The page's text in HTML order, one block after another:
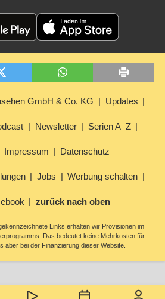
GmbH & Co. KG Updates
Newsletter Serien A–Z
Impressum Datenschutz
Jobs Werbung schalten
zurück nach oben
Links erhalten wir Provisionen im
Das bedeutet keine Mehrkosten für
aber bei der Finanzierung dieser Website.